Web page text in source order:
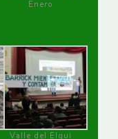
Enero
Valle del Elqui